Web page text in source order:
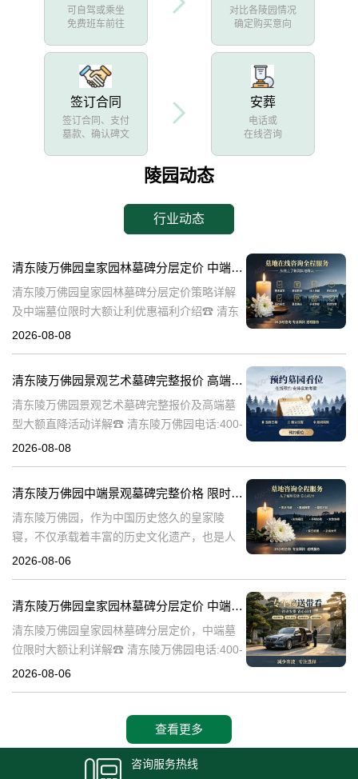
可自驾或乘坐
免费班车前往
对比各陵园情况
确定购买意向
签订合同
签订合同、支付
墓款、确认碑文
安葬
电话或
在线咨询
陵园动态
行业动态
清东陵万佛园皇家园林墓碑分层定价 中端墓位限时大额让利详解及优惠福利
清东陵万佛园皇家园林墓碑分层定价策略详解
及中端墓位限时大额让利优惠福利介绍☎ 清东
陵万佛园电话:400-838-5063清东陵万佛园，作
2026-08-08
清东陵万佛园景观艺术墓碑完整报价 高端墓型大额直降活动详解
清东陵万佛园景观艺术墓碑完整报价及高端墓
型大额直降活动详解☎ 清东陵万佛园电话:400-
838-5063清东陵万佛园，作为中国历史悠久的
2026-08-08
清东陵万佛园中端景观墓碑完整价格 限时减免多年管理费详解
清东陵万佛园，作为中国历史悠久的皇家陵
寝，不仅承载着丰富的历史文化遗产，也是人
们缅怀先人、寄托哀思的重要场所。近年来，
清
2026-08-06
清东陵万佛园皇家园林墓碑分层定价 中端墓位限时大额让利详解
清东陵万佛园皇家园林墓碑分层定价，中端墓
位限时大额让利详解☎ 清东陵万佛园电话:400-
838-5063清东陵万佛园，作为中国历史上著名
2026-08-06
查看更多
咨询服务热线